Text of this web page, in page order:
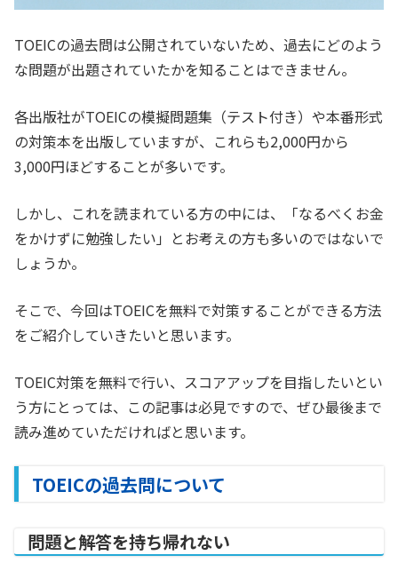
TOEICの過去問は公開されていないため、過去にどのよう
な問題が出題されていたかを知ることはできません。
各出版社がTOEICの模擬問題集（テスト付き）や本番形式
の対策本を出版していますが、これらも2,000円から
3,000円ほどすることが多いです。
しかし、これを読まれている方の中には、「なるべくお金
をかけずに勉強したい」とお考えの方も多いのではないで
しょうか。
そこで、今回はTOEICを無料で対策することができる方法
をご紹介していきたいと思います。
TOEIC対策を無料で行い、スコアアップを目指したいとい
う方にとっては、この記事は必見ですので、ぜひ最後まで
読み進めていただければと思います。
TOEICの過去問について
問題と解答を持ち帰れない